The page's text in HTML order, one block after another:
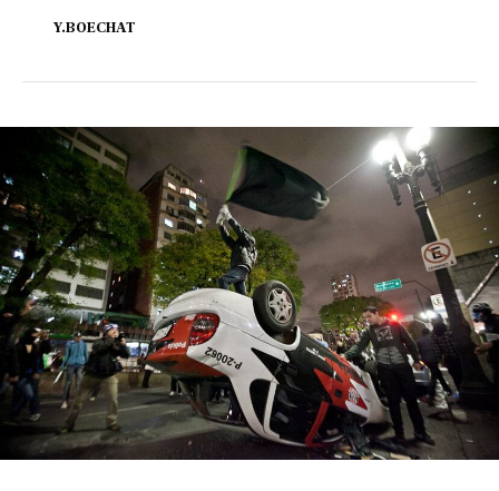
Y.BOECHAT